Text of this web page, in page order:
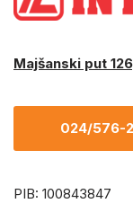
Majšanski put
024/576-
PIB: 100843847